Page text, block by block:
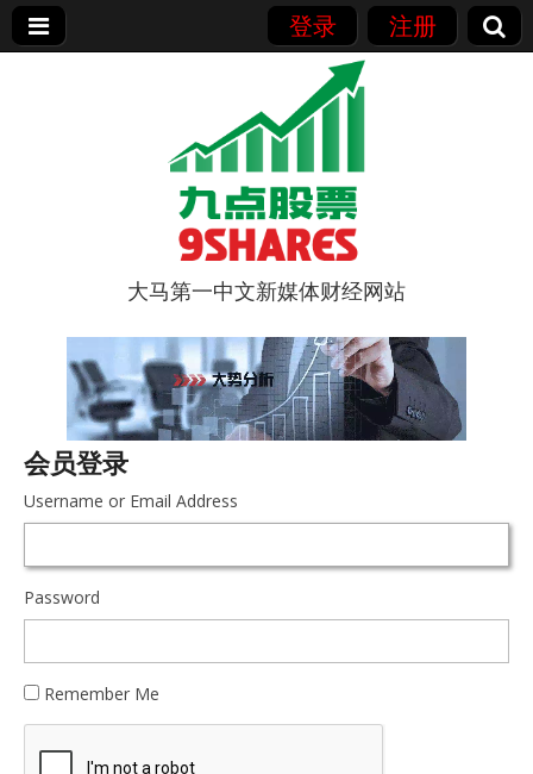
登录 注册
9点股票
大马第一中文新媒体财经网站
会员登录
Username or Email Address
Password
Remember Me